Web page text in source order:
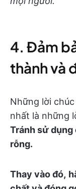
4. Đảm
thành và
Những lời
nhất là những
Tránh sử dụng
rỗng.
Thay vào đó,